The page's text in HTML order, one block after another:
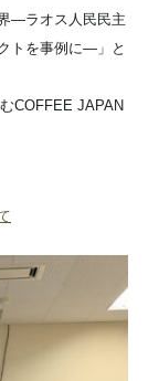
―ラオス人民民主
トを事例に―」と
COFFEE JAPAN